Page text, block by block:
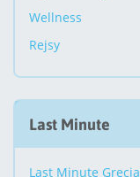
Wellness
Rejsy
Last Minute
Last Minute Grecja